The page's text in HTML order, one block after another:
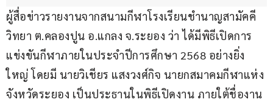
ผู้สื่อข่าวรายงานจากสนามกีฬาโรงเรียนชำนาญสามัคคี
วิทยา ต.คลองปูน อ.แกลง จ.ระยอง ว่า ได้มีพิธีเปิดการ
แข่งขันกีฬาภายในประจำปีการศึกษา 2568 อย่างยิ่ง
ใหญ่ โดยมี นายวิเชียร แสงวงศ์กิจ นายกสมาคมกีฬาแห่ง
จังหวัดระยอง เป็นประธานในพิธีเปิดงาน ภายใต้ชื่องาน